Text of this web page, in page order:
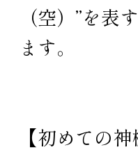
（空）”を表
ます。
【初めての